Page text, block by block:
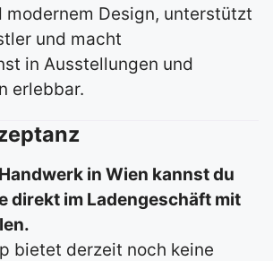
modernem Design, unterstützt
und macht
in Ausstellungen und
erlebbar.
in Wien kannst du
direkt im Ladengeschäft mit
bietet derzeit noch keine